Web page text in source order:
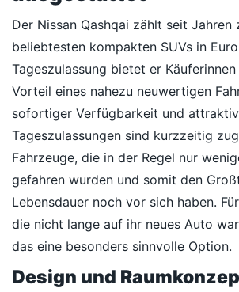
Der Nissan Qashqai zählt seit Jahren
beliebtesten kompakten SUVs in
Tageszulassung bietet er
Vorteil eines nahezu neuwertigen
sofortiger Verfügbarkeit und
Tageszulassungen sind kurzzeitig
Fahrzeuge, die in der Regel nur
gefahren wurden und somit den
Lebensdauer noch vor sich haben.
die nicht lange auf ihr neues Auto
das eine besonders sinnvolle Option.
Design und